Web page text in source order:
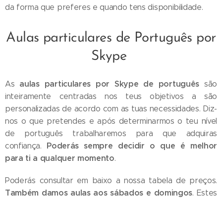
da forma que preferes e quando tens disponibilidade.
Aulas particulares de Português por
Skype
As aulas particulares por Skype de portuguêssão
inteiramente centradas nos teus objetivos a são
personalizadas de acordo com as tuas necessidades. Diz-
nos o que pretendes e após determinarmos o teu nível
de português trabalharemos para que adquiras
confiança. Poderás sempre decidir o que é melhor
para ti a qualquer momento.
Poderás consultar em baixo a nossa tabela de preços.
Também damos aulas aos sábados e domingos. Estes